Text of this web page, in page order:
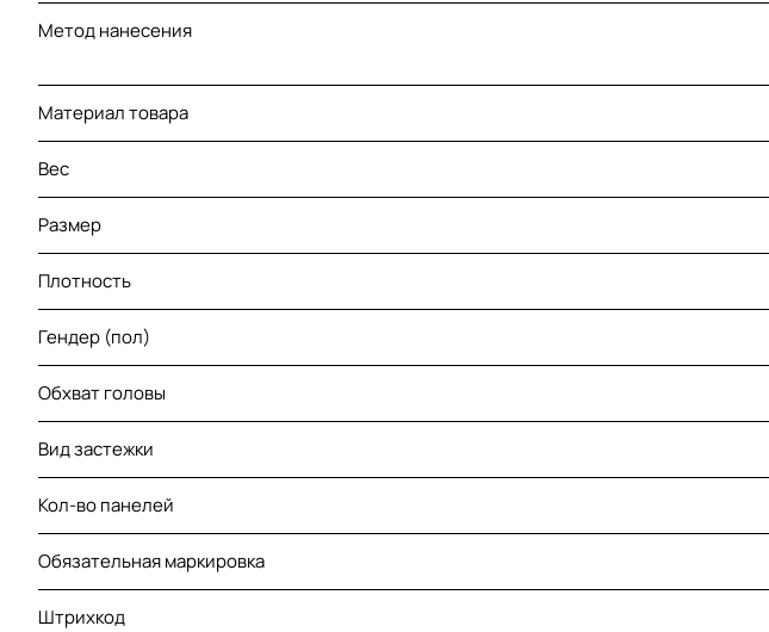
Метод нанесения
Материал товара
Вес
Размер
Плотность
Гендер (пол)
Обхват головы
Вид застежки
Кол-во панелей
Обязательная маркировка
Штрихкод